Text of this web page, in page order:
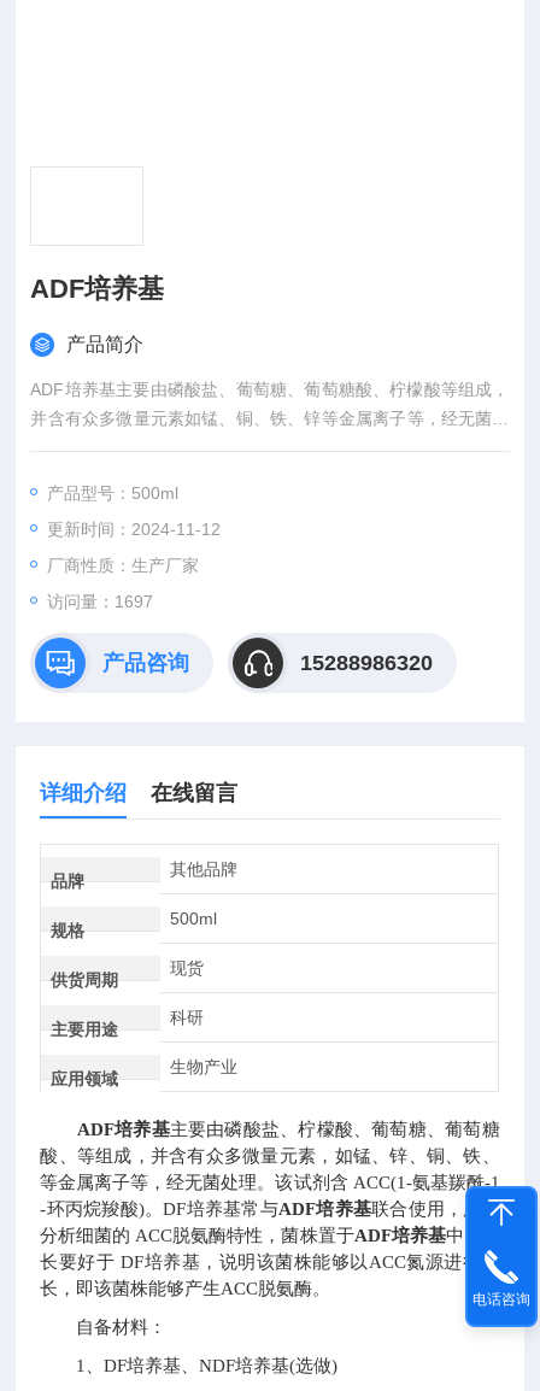
ADF培养基
产品简介
ADF培养基主要由磷酸盐、葡萄糖、葡萄糖酸、柠檬酸等组成，
并含有众多微量元素如锰、铜、铁、锌等金属离子等，经无菌处
理，该试剂含ACC(又称1-氨基羰酰-1-环丙烷羧酸)。
产品型号：500ml
更新时间：2024-11-12
厂商性质：生产厂家
访问量：1697
产品咨询 15288986320
详细介绍 在线留言
品牌
其他品牌
规格
500ml
供货周期
现货
主要用途
科研
应用领域
生物产业
ADF培养基主要由磷酸盐、柠檬酸、葡萄糖、葡萄糖
酸、等组成，并含有众多微量元素，如锰、锌、铜、铁、
等金属离子等，经无菌处理。该试剂含 ACC(1-氨基羰酰-1
-环丙烷羧酸)。DF培养基常与ADF培养基联合使用，用于
分析细菌的 ACC脱氨酶特性，菌株置于ADF培养基中的生
长要好于 DF培养基，说明该菌株能够以ACC氮源进行生
长，即该菌株能够产生ACC脱氨酶。
自备材料：
1、DF培养基、NDF培养基(选做)
电话咨询